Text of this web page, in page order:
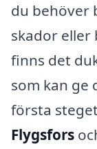
du behöver
skador eller
finns det
som kan ge
första
Flygsfors